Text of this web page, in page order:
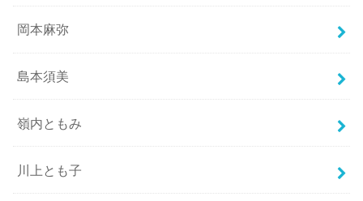
岡本麻弥
島本須美
嶺内ともみ
川上とも子